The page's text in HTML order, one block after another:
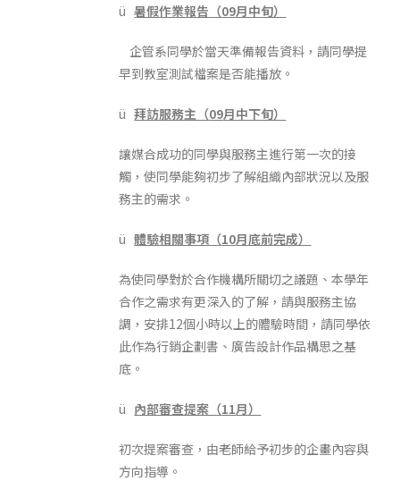
ü暑假作業報告（09月中旬）
企管系同學於當天準備報告資料，請同學提
早到教室測試檔案是否能播放。
ü拜訪服務主（09月中下旬）
讓媒合成功的同學與服務主進行第一次的接
觸，使同學能夠初步了解組織內部狀況以及服
務主的需求。
ü體驗相關事項（10月底前完成）
為使同學對於合作機構所關切之議題、本學年
合作之需求有更深入的了解，請與服務主協
調，安排12個小時以上的體驗時間，請同學依
此作為行銷企劃書、廣告設計作品構思之基
底。
ü 內部審查提案（11月）
初次提案審查，由老師給予初步的企畫內容與
方向指導。